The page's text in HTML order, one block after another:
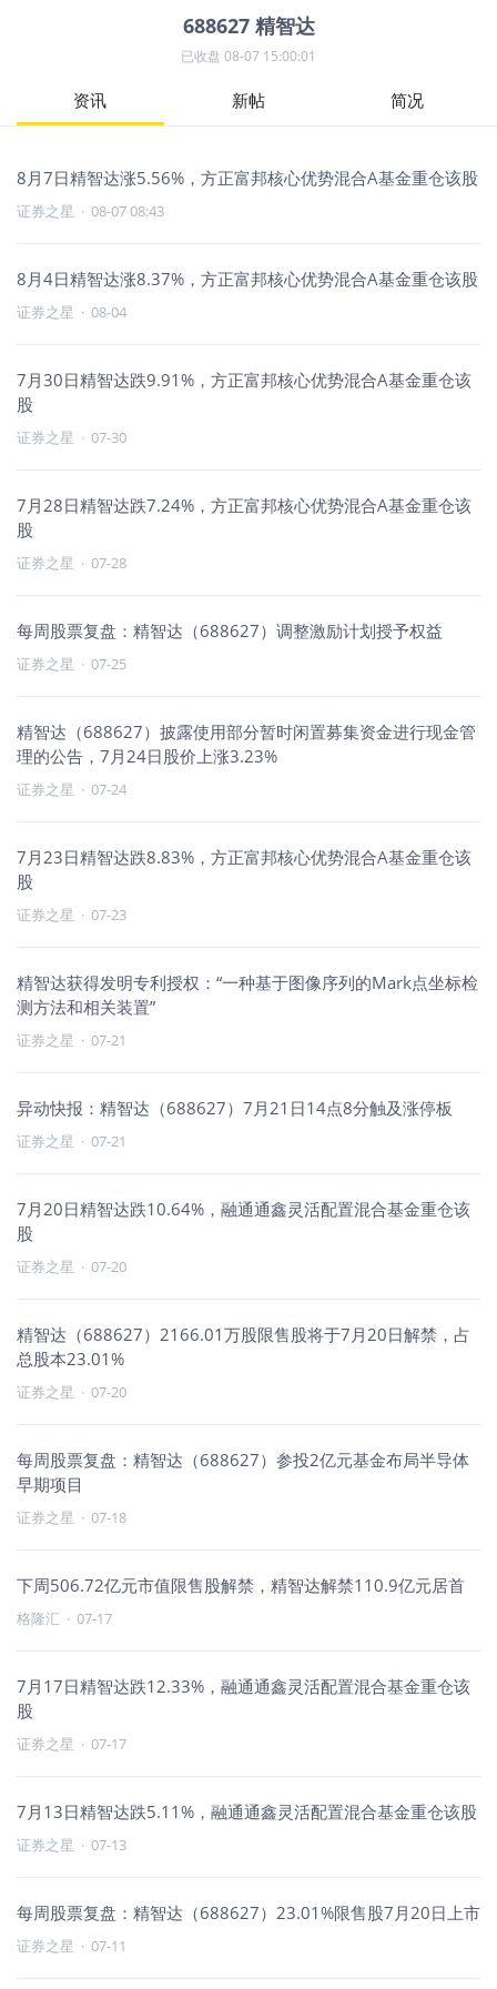
688627 精智达
已收盘 08-07 15:00:01
资讯 新帖 简况
8月7日精智达涨5.56%，方正富邦核心优势混合A基金重仓该股
证券之星 · 08-07 08:43
8月4日精智达涨8.37%，方正富邦核心优势混合A基金重仓该股
证券之星 · 08-04
7月30日精智达跌9.91%，方正富邦核心优势混合A基金重仓该
股
证券之星 · 07-30
7月28日精智达跌7.24%，方正富邦核心优势混合A基金重仓该
股
证券之星 · 07-28
每周股票复盘：精智达（688627）调整激励计划授予权益
证券之星 · 07-25
精智达（688627）披露使用部分暂时闲置募集资金进行现金管
理的公告，7月24日股价上涨3.23%
证券之星 · 07-24
7月23日精智达跌8.83%，方正富邦核心优势混合A基金重仓该
股
证券之星 · 07-23
精智达获得发明专利授权：“一种基于图像序列的Mark点坐标检
测方法和相关装置”
证券之星 · 07-21
异动快报：精智达（688627）7月21日14点8分触及涨停板
证券之星 · 07-21
7月20日精智达跌10.64%，融通通鑫灵活配置混合基金重仓该
股
证券之星 · 07-20
精智达（688627）2166.01万股限售股将于7月20日解禁，占
总股本23.01%
证券之星 · 07-20
每周股票复盘：精智达（688627）参投2亿元基金布局半导体
早期项目
证券之星 · 07-18
下周506.72亿元市值限售股解禁，精智达解禁110.9亿元居首
格隆汇 · 07-17
7月17日精智达跌12.33%，融通通鑫灵活配置混合基金重仓该
股
证券之星 · 07-17
7月13日精智达跌5.11%，融通通鑫灵活配置混合基金重仓该股
证券之星 · 07-13
每周股票复盘：精智达（688627）23.01%限售股7月20日上市
证券之星 · 07-11